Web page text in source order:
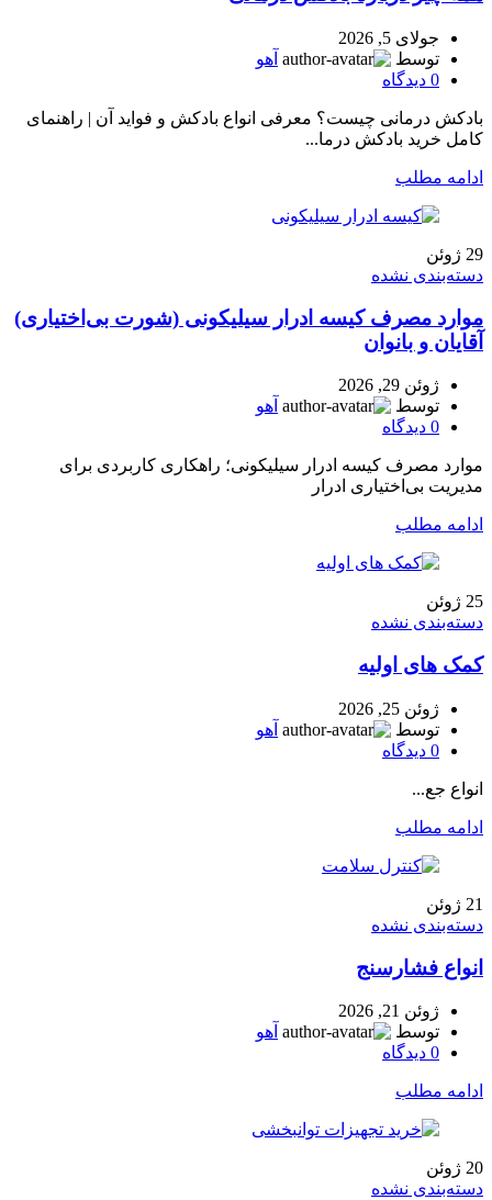
جولای 5, 2026
توسط
آهو
0 دیدگاه
بادکش درمانی چیست؟ معرفی انواع بادکش و فواید آن | راهنمای
کامل خرید بادکش درما...
ادامه مطلب
29 ژوئن
دسته‌بندی نشده
موارد مصرف کیسه ادرار سیلیکونی (شورت بی‌اختیاری)
آقایان و بانوان
ژوئن 29, 2026
توسط
آهو
0 دیدگاه
موارد مصرف کیسه ادرار سیلیکونی؛ راهکاری کاربردی برای
مدیریت بی‌اختیاری ادرار
ادامه مطلب
25 ژوئن
دسته‌بندی نشده
کمک های اولیه
ژوئن 25, 2026
توسط
آهو
0 دیدگاه
انواع جع...
ادامه مطلب
21 ژوئن
دسته‌بندی نشده
انواع فشارسنج
ژوئن 21, 2026
توسط
آهو
0 دیدگاه
ادامه مطلب
20 ژوئن
دسته‌بندی نشده